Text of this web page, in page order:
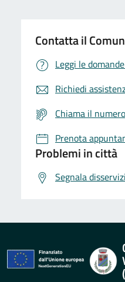
Contatta il
Leggi le
Richiedi
Chiama il
Prenota
Problemi in città
Segnala